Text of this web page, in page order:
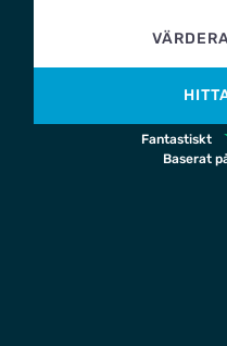
Fantastiskt
Baserat